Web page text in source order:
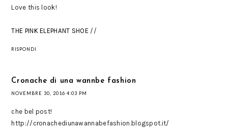
Love this look!
THE PINK ELEPHANT SHOE //
RISPONDI
Cronache di una wannbe fashion
NOVEMBRE 30, 2016 4:03 PM
che bel post!
http://cronachediunawannabefashion.blogspot.it/